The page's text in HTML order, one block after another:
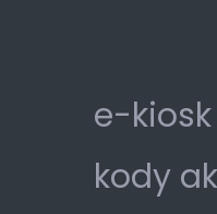
e-
kody